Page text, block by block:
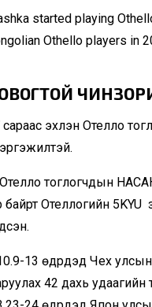
started playing
Othello players in
эхлэн Отелло
тоглогчдын
Отеллогийн 5KYU
13 өдрүүдэд Чех
42 дахь удаагийн